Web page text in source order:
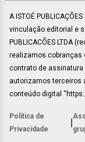
A ISTOÉ
vinculação editorial e
PUBLICACÕES LTDA
realizamos cobranças
contrato de assinatura
autorizamos terceiros
conteúdo digital
Política de
Privacidade